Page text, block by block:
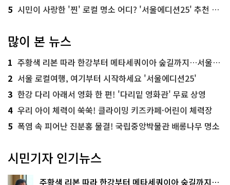
5 시민이 사랑한 '찐' 로컬 명소 어디? '서울에디션25' 추천 코스
많이 본 뉴스
1 주황색 리본 따라 한강부터 메타세쿼이아 숲길까지…서울둘레길 15코스
2 서울 로컬여행, 여기부터 시작하세요 '서울에디션25'
3 한강 다리 아래서 영화 한 편! '다리밑 영화관' 무료 상영
4 우리 아이 체력이 쑥쑥! 클라이밍 키즈카페·어린이 체력장
5 폭염 속 피어난 진분홍 물결! 국립중앙박물관 배롱나무 명소
시민기자 인기뉴스
주황색 리본 따라 한강부터 메타세쿼이아 숲길까지…